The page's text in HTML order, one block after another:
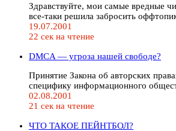
Здравствуйте, мои самые вредные
все-таки решила забросить
19.07.2001
22 сек на чтение
DMCA — угроза нашей свободе?
Принятие Закона об авторских
специфику информационного
02.08.2001
21 сек на чтение
ЧТО ТАКОЕ ПЕЙНТБОЛ?